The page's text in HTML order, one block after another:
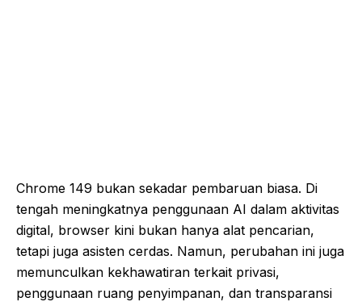
Chrome 149 bukan sekadar pembaruan biasa. Di
tengah meningkatnya penggunaan AI dalam aktivitas
digital, browser kini bukan hanya alat pencarian,
tetapi juga asisten cerdas. Namun, perubahan ini juga
memunculkan kekhawatiran terkait privasi,
penggunaan ruang penyimpanan, dan transparansi